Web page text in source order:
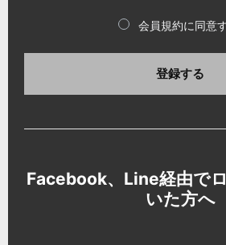
会員規約に同意
登録する
Facebook、Line経由で
いた方へ